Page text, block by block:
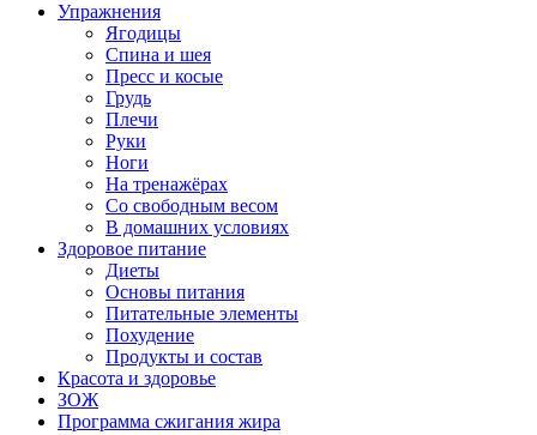
Упражнения
Ягодицы
Спина и шея
Пресс и косые
Грудь
Плечи
Руки
Ноги
На тренажёрах
Со свободным весом
В домашних условиях
Здоровое питание
Диеты
Основы питания
Питательные элементы
Похудение
Продукты и состав
Красота и здоровье
ЗОЖ
Программа сжигания жира